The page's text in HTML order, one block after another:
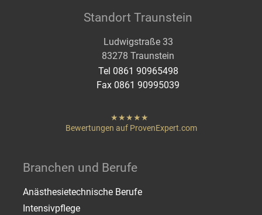
Standort Traunstein
Ludwigstraße 33
83278 Traunstein
Tel 0861 90965498
Fax 0861 90995039
hat "von
Bewertungen auf ProvenExpert.com
Branchen und Berufe
Anästhesietechnische Berufe
Intensivpflege